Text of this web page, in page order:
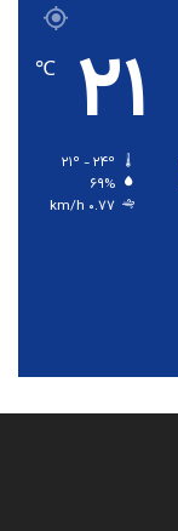
۲۱ ℃
۶۹%
۰.۷۷ km/h